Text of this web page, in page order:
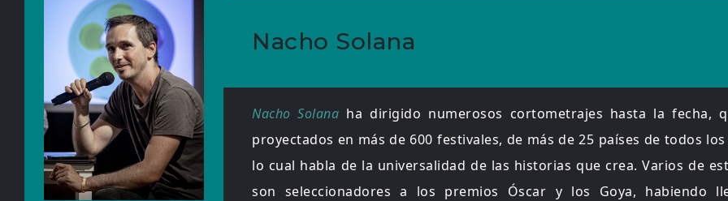
Nacho Solana
Nacho Solana ha dirigido numerosos cortometrajes hasta la fecha,
proyectados en más de 600 festivales, de más de 25 países de todos
lo cual habla de la universalidad de las historias que crea. Varios de
son seleccionadores a los premios Óscar y los Goya, habiendo